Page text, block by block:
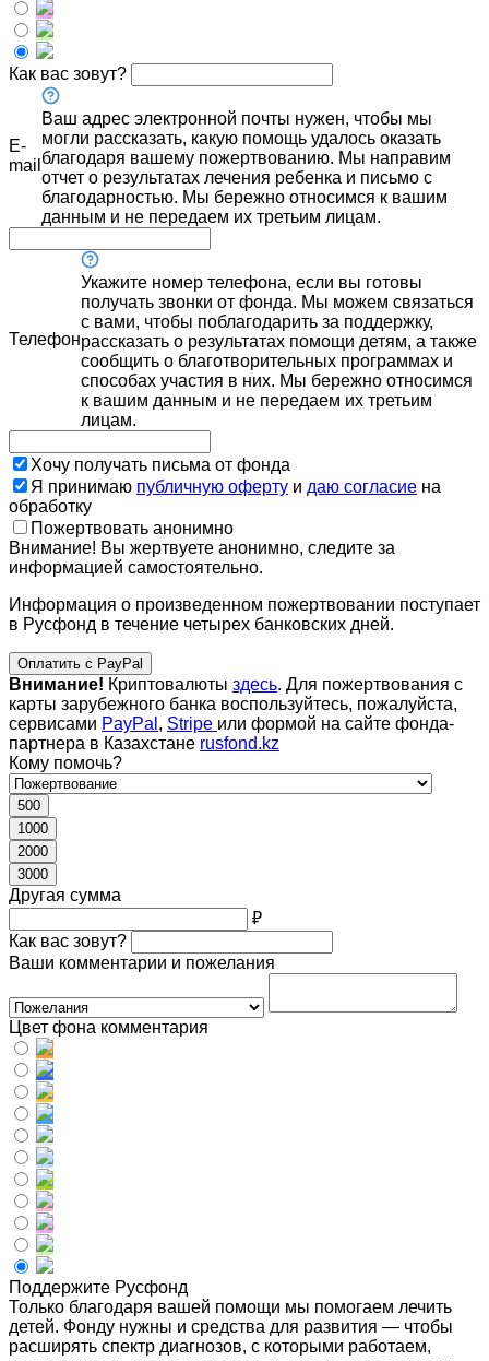
Как вас зовут?
E-
mail
Ваш адрес электронной почты нужен, чтобы мы
могли рассказать, какую помощь удалось оказать
благодаря вашему пожертвованию. Мы направим
отчет о результатах лечения ребенка и письмо с
благодарностью. Мы бережно относимся к вашим
данным и не передаем их третьим лицам.
Телефон
Укажите номер телефона, если вы готовы
получать звонки от фонда. Мы можем связаться
с вами, чтобы поблагодарить за поддержку,
рассказать о результатах помощи детям, а также
сообщить о благотворительных программах и
способах участия в них. Мы бережно относимся
к вашим данным и не передаем их третьим
лицам.
Хочу получать письма от фонда
Я принимаю публичную оферту и даю согласие на
обработку
Пожертвовать анонимно
Внимание! Вы жертвуете анонимно, следите за
информацией самостоятельно.
Информация о произведенном пожертвовании поступает
в Русфонд в течение четырех банковских дней.
Оплатить с PayPal
Внимание! Криптовалюты здесь. Для пожертвования с
карты зарубежного банка воспользуйтесь, пожалуйста,
сервисами PayPal , Stripe или формой на сайте фонда-
партнера в Казахстане rusfond.kz
Кому помочь?
500
1000
2000
3000
Другая сумма
₽
Как вас зовут?
Ваши комментарии и пожелания
Цвет фона комментария
Поддержите Русфонд
Только благодаря вашей помощи мы помогаем лечить
детей. Фонду нужны и средства для развития — чтобы
расширять спектр диагнозов, с которыми работаем,